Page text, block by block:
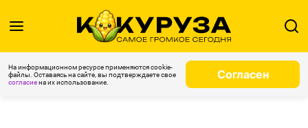
На информационном ресурсе применяются cookie-
файлы. Оставаясь на сайте, вы подтверждаете свое
согласиена их использование.
Согласен